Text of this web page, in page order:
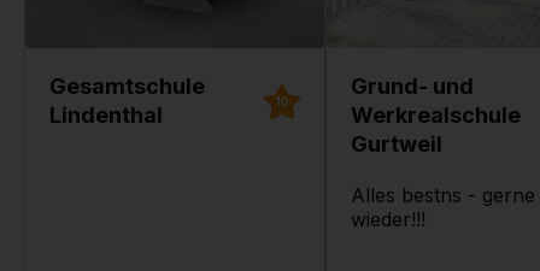
Gesamtschule
Lindenthal
10
Grund- und
Werkrealschule
Gurtweil
Alles bestns - gerne
wieder!!!